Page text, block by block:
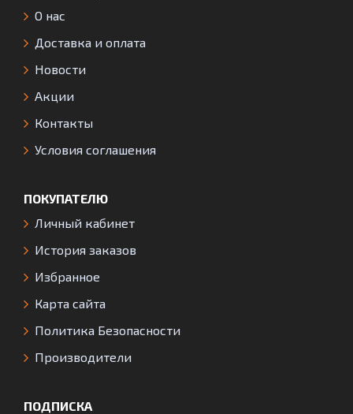
О нас
Доставка и оплата
Новости
Акции
Контакты
Условия соглашения
ПОКУПАТЕЛЮ
Личный кабинет
История заказов
Избранное
Карта сайта
Политика Безопасности
Производители
ПОДПИСКА